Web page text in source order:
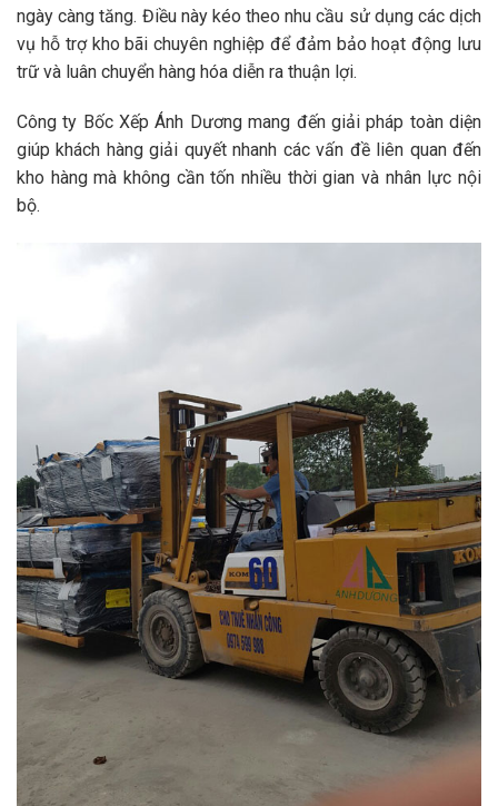
ngày càng tăng. Điều này kéo theo nhu cầu sử dụng các dịch
vụ hỗ trợ kho bãi chuyên nghiệp để đảm bảo hoạt động lưu
trữ và luân chuyển hàng hóa diễn ra thuận lợi.
Công ty Bốc Xếp Ánh Dương mang đến giải pháp toàn diện
giúp khách hàng giải quyết nhanh các vấn đề liên quan đến
kho hàng mà không cần tốn nhiều thời gian và nhân lực nội
bộ.